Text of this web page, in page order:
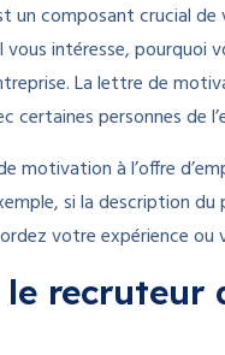
un composant crucial
vous intéresse,
La lettre de
certaines personnes de
motivation à l’offre
si la description
votre expérience
recruteur